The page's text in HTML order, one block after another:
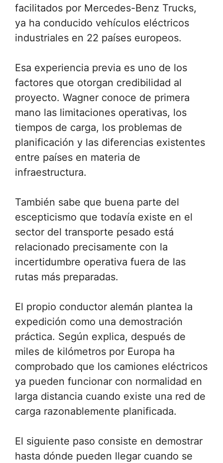
facilitados por Mercedes-Benz Trucks,
ya ha conducido vehículos eléctricos
industriales en 22 países europeos.
Esa experiencia previa es uno de los
factores que otorgan credibilidad al
proyecto. Wagner conoce de primera
mano las limitaciones operativas, los
tiempos de carga, los problemas de
planificación y las diferencias existentes
entre países en materia de
infraestructura.
También sabe que buena parte del
escepticismo que todavía existe en el
sector del transporte pesado está
relacionado precisamente con la
incertidumbre operativa fuera de las
rutas más preparadas.
El propio conductor alemán plantea la
expedición como una demostración
práctica. Según explica, después de
miles de kilómetros por Europa ha
comprobado que los camiones eléctricos
ya pueden funcionar con normalidad en
larga distancia cuando existe una red de
carga razonablemente planificada.
El siguiente paso consiste en demostrar
hasta dónde pueden llegar cuando se